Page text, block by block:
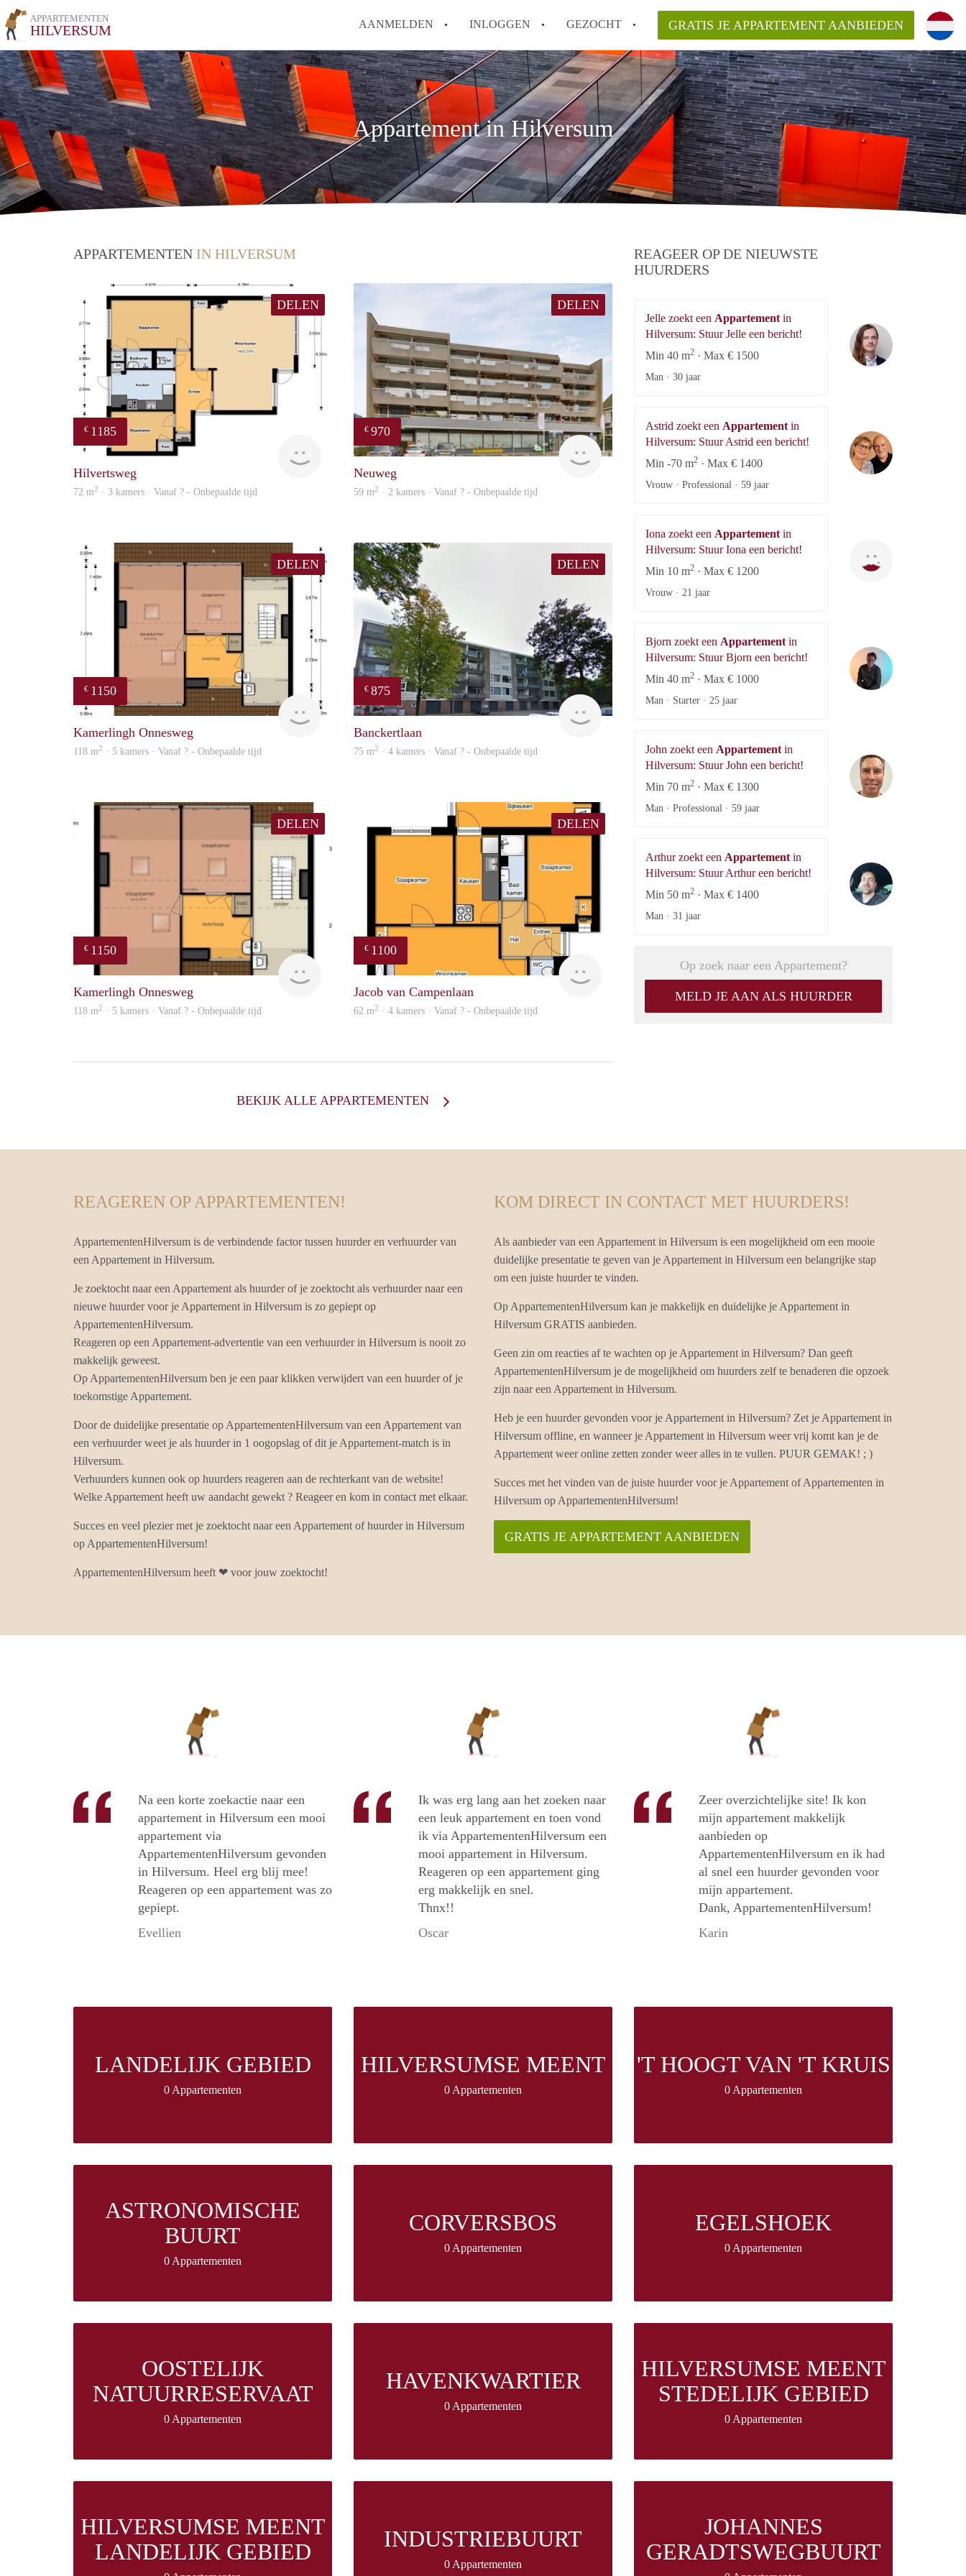
APPARTEMENTEN
HILVERSUM AANMELDEN INLOGGEN GEZOCHT GRATIS JE APPARTEMENT AANBIEDEN
Appartement in Hilversum
APPARTEMENTEN IN HILVERSUM
DELEN
€ 1185
Hilvertsweg
72 m2 · 3 kamers · Vanaf ? - Onbepaalde tijd
DELEN
€ 970
finder
Neuweg
59 m2 · 2 kamers · Vanaf ? - Onbepaalde tijd
DELEN
€ 1150
finder
Kamerlingh Onnesweg
118 m2 · 5 kamers · Vanaf ? - Onbepaalde tijd
DELEN
€ 875
finder
Banckertlaan
75 m2 · 4 kamers · Vanaf ? - Onbepaalde tijd
DELEN
€ 1150
Kamerlingh Onnesweg
118 m2 · 5 kamers · Vanaf ? - Onbepaalde tijd
DELEN
€ 1100
Jacob van Campenlaan
62 m2 · 4 kamers · Vanaf ? - Onbepaalde tijd
BEKIJK ALLE APPARTEMENTEN
REAGEER OP DE NIEUWSTE
HUURDERS
Jelle zoekt een Appartement in
Hilversum: Stuur Jelle een bericht!
Min 40 m2 · Max € 1500
Man · 30 jaar
Astrid zoekt een Appartement in
Hilversum: Stuur Astrid een bericht!
Min -70 m2 · Max € 1400
Vrouw · Professional · 59 jaar
Iona zoekt een Appartement in
Hilversum: Stuur Iona een bericht!
Min 10 m2 · Max € 1200
Vrouw · 21 jaar
Bjorn zoekt een Appartement in
Hilversum: Stuur Bjorn een bericht!
Min 40 m2 · Max € 1000
Man · Starter · 25 jaar
John zoekt een Appartement in
Hilversum: Stuur John een bericht!
Min 70 m2 · Max € 1300
Man · Professional · 59 jaar
Arthur zoekt een Appartement in
Hilversum: Stuur Arthur een bericht!
Min 50 m2 · Max € 1400
Man · 31 jaar
Op zoek naar een Appartement?
MELD JE AAN ALS HUURDER
REAGEREN OP APPARTEMENTEN!
AppartementenHilversum is de verbindende factor tussen huurder en verhuurder van
een Appartement in Hilversum.
Je zoektocht naar een Appartement als huurder of je zoektocht als verhuurder naar een
nieuwe huurder voor je Appartement in Hilversum is zo gepiept op
AppartementenHilversum.
Reageren op een Appartement-advertentie van een verhuurder in Hilversum is nooit zo
makkelijk geweest.
Op AppartementenHilversum ben je een paar klikken verwijdert van een huurder of je
toekomstige Appartement.
Door de duidelijke presentatie op AppartementenHilversum van een Appartement van
een verhuurder weet je als huurder in 1 oogopslag of dit je Appartement-match is in
Hilversum.
Verhuurders kunnen ook op huurders reageren aan de rechterkant van de website!
Welke Appartement heeft uw aandacht gewekt ? Reageer en kom in contact met elkaar.
Succes en veel plezier met je zoektocht naar een Appartement of huurder in Hilversum
op AppartementenHilversum!
AppartementenHilversum heeft ❤ voor jouw zoektocht!
KOM DIRECT IN CONTACT MET HUURDERS!
Als aanbieder van een Appartement in Hilversum is een mogelijkheid om een mooie
duidelijke presentatie te geven van je Appartement in Hilversum een belangrijke stap
om een juiste huurder te vinden.
Op AppartementenHilversum kan je makkelijk en duidelijke je Appartement in
Hilversum GRATIS aanbieden.
Geen zin om reacties af te wachten op je Appartement in Hilversum? Dan geeft
AppartementenHilversum je de mogelijkheid om huurders zelf te benaderen die opzoek
zijn naar een Appartement in Hilversum.
Heb je een huurder gevonden voor je Appartement in Hilversum? Zet je Appartement in
Hilversum offline, en wanneer je Appartement in Hilversum weer vrij komt kan je de
Appartement weer online zetten zonder weer alles in te vullen. PUUR GEMAK! ; )
Succes met het vinden van de juiste huurder voor je Appartement of Appartementen in
Hilversum op AppartementenHilversum!
GRATIS JE APPARTEMENT AANBIEDEN
Na een korte zoekactie naar een
appartement in Hilversum een mooi
appartement via
AppartementenHilversum gevonden
in Hilversum. Heel erg blij mee!
Reageren op een appartement was zo
gepiept.
Evellien
Ik was erg lang aan het zoeken naar
een leuk appartement en toen vond
ik via AppartementenHilversum een
mooi appartement in Hilversum.
Reageren op een appartement ging
erg makkelijk en snel.
Thnx!!
Oscar
Zeer overzichtelijke site! Ik kon
mijn appartement makkelijk
aanbieden op
AppartementenHilversum en ik had
al snel een huurder gevonden voor
mijn appartement.
Dank, AppartementenHilversum!
Karin
LANDELIJK GEBIED
0 Appartementen
HILVERSUMSE MEENT
0 Appartementen
'T HOOGT VAN 'T KRUIS
0 Appartementen
ASTRONOMISCHE
BUURT
0 Appartementen
CORVERSBOS
0 Appartementen
EGELSHOEK
0 Appartementen
OOSTELIJK
NATUURRESERVAAT
0 Appartementen
HAVENKWARTIER
0 Appartementen
HILVERSUMSE MEENT
STEDELIJK GEBIED
0 Appartementen
HILVERSUMSE MEENT
LANDELIJK GEBIED
INDUSTRIEBUURT
0 Appartementen
JOHANNES
GERADTSWEGBUURT